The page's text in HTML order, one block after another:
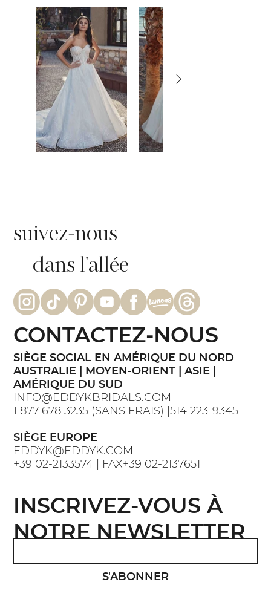
suivez-nous
dans l'allée
SIÈGE SOCIAL EN AMÉRIQUE DU NORD
AUSTRALIE | MOYEN-ORIENT | ASIE |
AMÉRIQUE DU SUD
INFO@EDDYKBRIDALS.COM
1 877 678 3235 (SANS FRAIS) |514 223-9345
SIÈGE EUROPE
EDDYK@EDDYK.COM
+39 02-2133574 | FAX+39 02-2137651
CONTACTEZ-NOUS
S'ABONNER
INSCRIVEZ-VOUS À
NOTRE NEWSLETTER